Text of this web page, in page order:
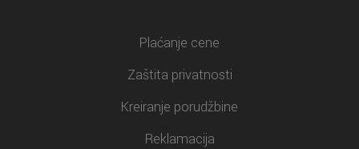
Plaćanje cene
Zaštita privatnosti
Kreiranje porudžbine
Reklamacija